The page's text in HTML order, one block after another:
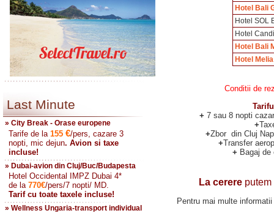
Last Minute
» City Break - Orase europene
Tarife de la 155 €/pers, cazare 3
nopti, mic dejun. Avion si taxe
incluse!
» Dubai-avion din Cluj/Buc/Budapesta
Hotel Occidental IMPZ Dubai 4*
de la 770€/pers/7 nopti/ MD.
Tarif cu toate taxele incluse!
» Wellness Ungaria-transport individual
Hotel Bali
Hotel SOL
Hotel
Hotel Bali
Hotel
Conditii de
+ 7 sau 8 nopti
+
+Zbor din Cluj
+Transfer
+ Bagaj
La cerere
Pentru mai multe